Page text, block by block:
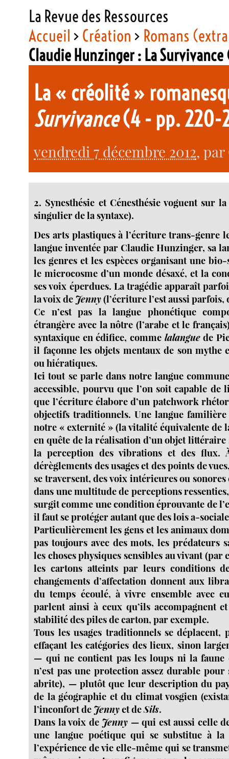
La Revue des Ressources
Accueil > Création > Romans
Claudie Hunzinger : La
La « créolité »
Survivance(4 - pp.
vendredi 7 décembre 2012, par
2. Synesthésie et Cénesthésie voguent sur
singulier de la syntaxe).
Des arts plastiques à l’écriture trans-genre
langue inventée par Claudie Hunzinger, sa
les genres et les espèces organisant une
le microcosme d’un monde désaxé, et la
ses voix éperdues. La tragédie apparaît
la voix de Jenny(l’écriture l’est aussi
Ce n’est pas la langue phonétique
étrangère avec la nôtre (l’arabe et le
syntaxique en édifice, comme lalanguede
il façonne les objets mentaux de son mythe
ou hiératiques.
Ici tout se parle dans notre langue
accessible, pourvu que l’on soit capable de
que l’écriture élabore d’un patchwork
objectifs traditionnels. Une langue
notre « externité » (la vitalité équivalente de
en quête de la réalisation d’un objet
la perception des vibrations et des flux.
dérèglements des usages et des points de
se traversent, des voix intérieures ou sonores
dans une multitude de perceptions
surgit comme une condition éprouvante de
il faut se protéger autant que des lois a-
Particulièrement les gens et les animaux
pas toujours avec des mots, les prédateurs
les choses physiques sensibles au vivant (par
les cartons atteints par leurs conditions
changements d’affectation donnent aux
du temps écoulé, à vivre ensemble avec
parlent ainsi à ceux qu’ils accompagnent
stabilité des piles de carton, par exemple.
Tous les usages traditionnels se
effaçant les catégories des lieux, sinon
— qui ne contient pas les loups ni la faune
n’est pas une protection assez durable pour
abrite), — plutôt que leur description du
de la géographie et du climat vosgien
l’inconfort de Jennyet deSils.
Dans la voix de Jenny — qui est aussi celle
une langue poétique qui se substitue à la
l’expérience de vie elle-même qui se